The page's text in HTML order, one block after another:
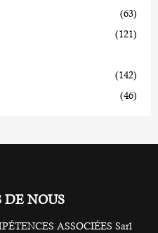
(63)
(121)
(142)
(46)
DE NOUS
ASSOCIÉES Sarl